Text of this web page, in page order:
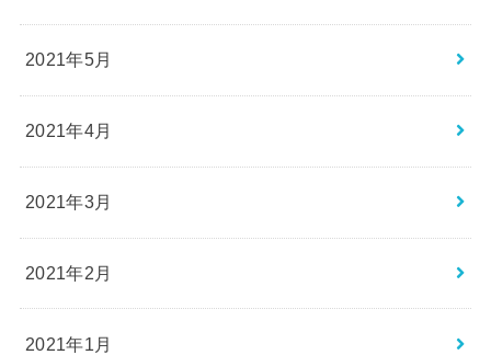
2021年5月
2021年4月
2021年3月
2021年2月
2021年1月